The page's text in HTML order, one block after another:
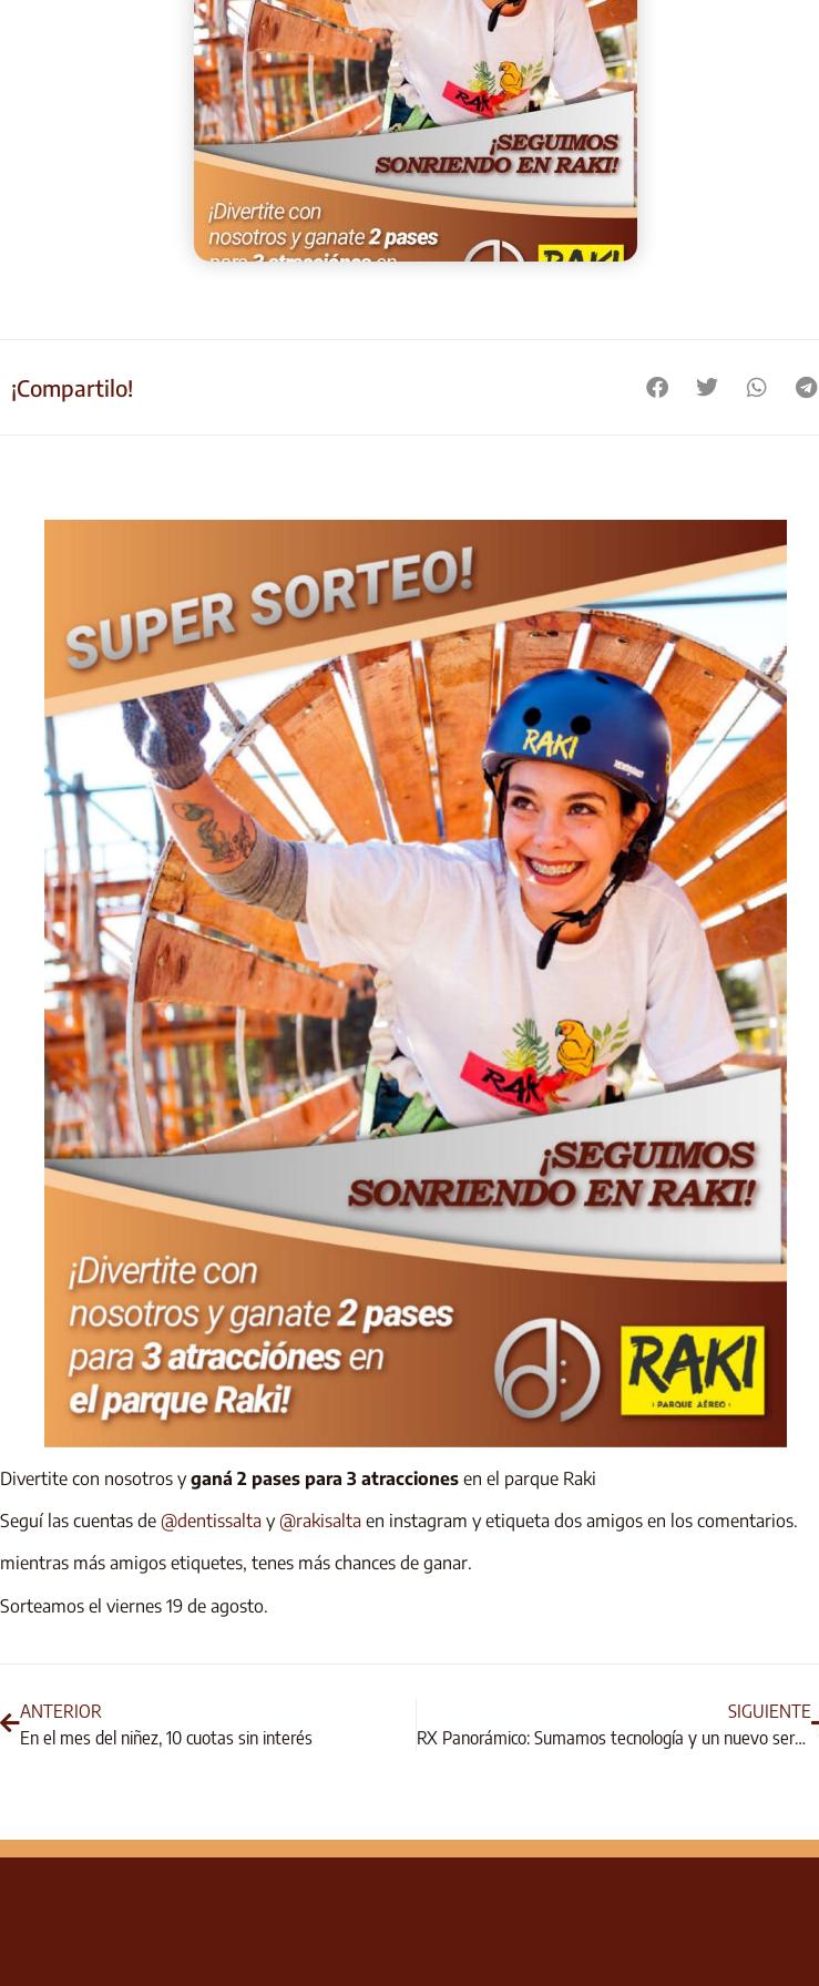
¡Compartilo!
Divertite con nosotros yganá 2 pases para 3 atracciones en el parque Raki
Seguí las cuentas de @dentissalta y@rakisalta en instagram y etiqueta dos amigos en los comentarios.
mientras más amigos etiquetes, tenes más chances de ganar.
Sorteamos el viernes 19 de agosto.
ANTERIOR
En el mes del niñez, 10 cuotas sin interés
SIGUIENTE
RX Panorámico: Sumamos tecnología y un nuevo servicio